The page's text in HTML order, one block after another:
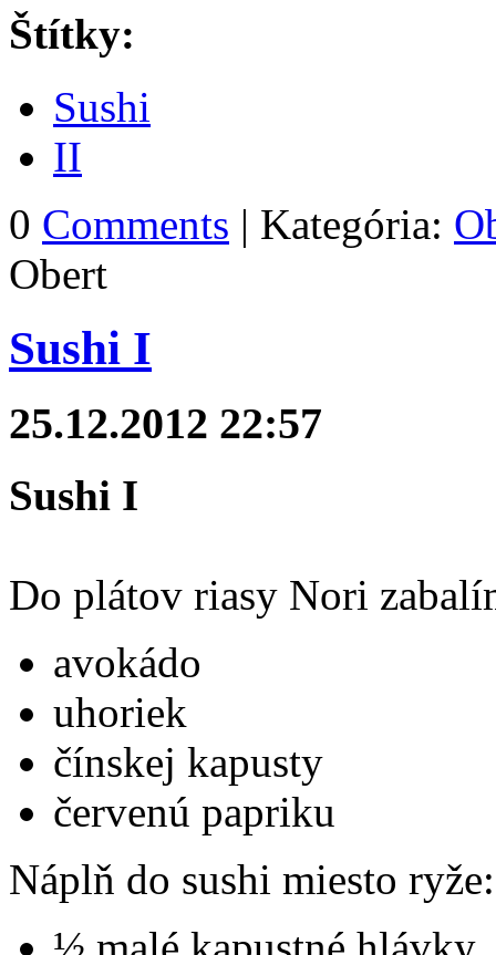
Štítky:
Sushi
II
0 Comments | Kategória:
Obert
Sushi I
25.12.2012 22:57
Sushi I
Do plátov riasy Nori
avokádo
uhoriek
čínskej kapusty
červenú papriku
Náplň do sushi miesto ryže: